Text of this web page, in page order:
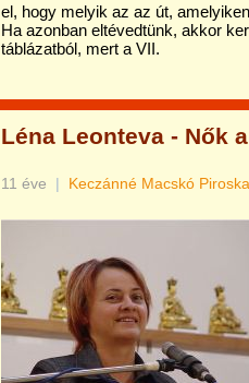
el, hogy melyik az az út,
Ha azonban eltévedtünk, akkor
táblázatból, mert a VII.
Léna Leonteva - Nők
11 éve | Keczánné Macskó Piroska